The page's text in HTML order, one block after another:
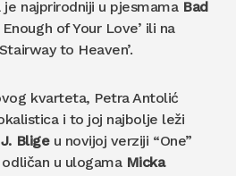
najprirodniji u pjesmamaBad
of Your Love’ ili na
to Heaven’.
kvarteta, Petra Antolić
i to joj najbolje leži
Bligeu novijoj verziji “One”
u ulogama Micka